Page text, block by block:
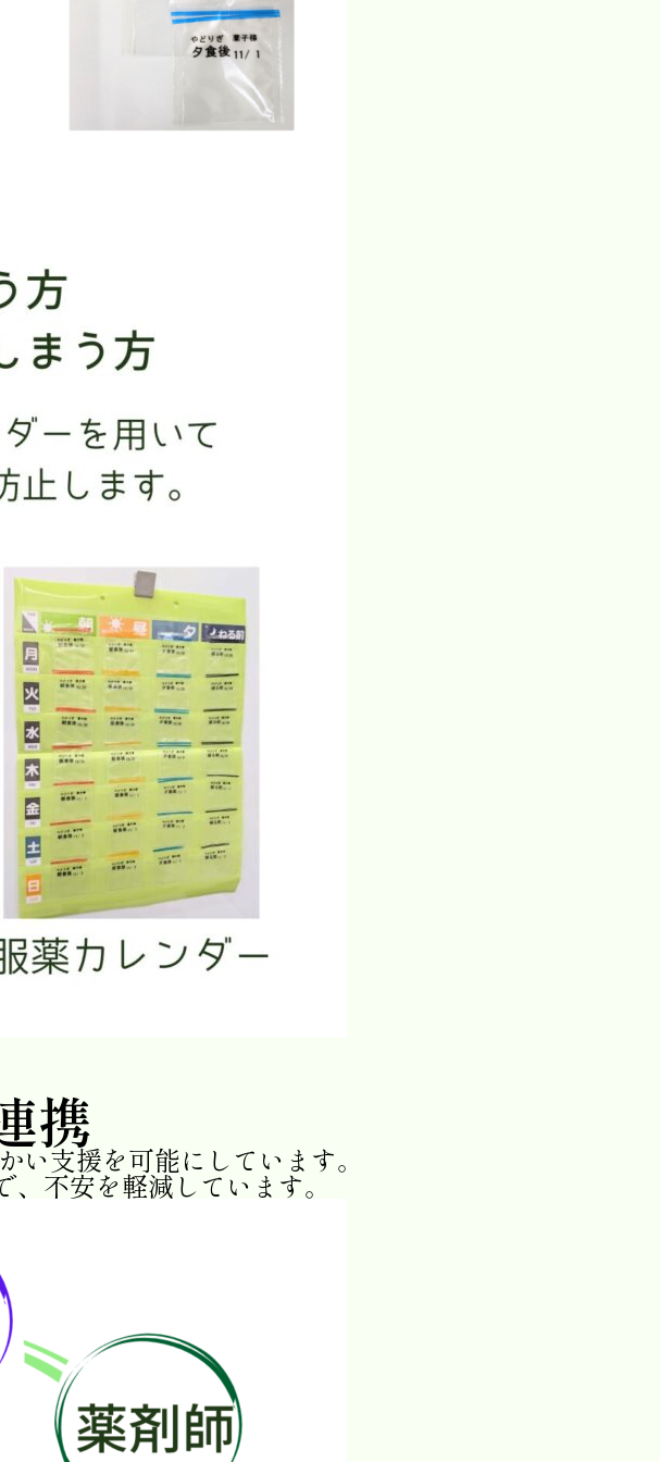
携
支援を可能にしています。
不安を軽減しています。